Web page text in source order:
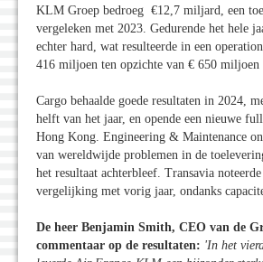
KLM Groep bedroeg €12,7 miljard, een
vergeleken met 2023. Gedurende het hele
echter hard, wat resulteerde in een
416 miljoen ten opzichte van € 650 miljoen
Cargo behaalde goede resultaten in 2024,
helft van het jaar, en opende een nieuwe
Hong Kong. Engineering & Maintenance
van wereldwijde problemen in de
het resultaat achterbleef. Transavia
vergelijking met vorig jaar, ondanks
De heer Benjamin Smith, CEO van de
commentaar op de resultaten: 'In het